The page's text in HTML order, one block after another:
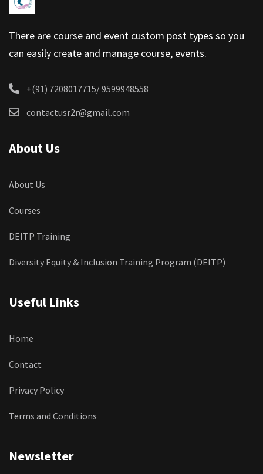
There are course and event custom post types so you
can easily create and manage course, events.
+(91) 7208017715/ 9599948558
contactusr2r@gmail.com
About Us
About Us
Courses
DEITP Training
Diversity Equity & Inclusion Training Program (DEITP)
Useful Links
Home
Contact
Privacy Policy
Terms and Conditions
Newsletter